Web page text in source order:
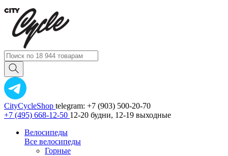
CityCycleShop telegram: +7 (903) 500-20-70
+7 (495) 668-12-50 12-20 будни, 12-19 выходные
Велосипеды
Все велосипеды
Горные